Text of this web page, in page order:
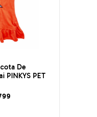
De
PINKYS PET